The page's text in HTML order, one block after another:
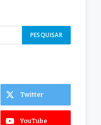
Twitter
YouTube